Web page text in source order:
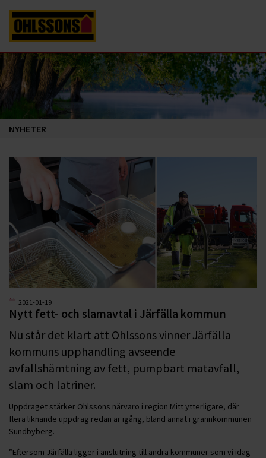
NYHETER
2021-01-19
Nytt fett- och slamavtal i Järfälla kommun
Nu står det klart att Ohlssons vinner Järfälla
kommuns upphandling avseende
avfallshämtning av fett, pumpbart matavfall,
slam och latriner.
Uppdraget stärker Ohlssons närvaro i region Mitt ytterligare, där
flera liknande uppdrag redan är igång, bland annat i grannkommunen
Sundbyberg.
”Eftersom Järfälla ligger i anslutning till andra kommuner som vi idag